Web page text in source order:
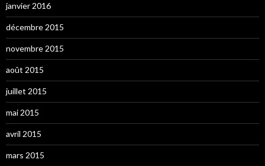
janvier 2016
décembre 2015
novembre 2015
août 2015
juillet 2015
mai 2015
avril 2015
mars 2015